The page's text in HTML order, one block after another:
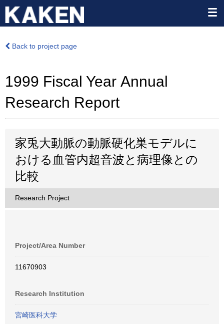
Back to project page
1999 Fiscal Year Annual
Research Report
家兎大動脈の動脈硬化巣モデルに
おける血管内超音波と病理像との
比較
Research Project
Project/Area Number
11670903
Research Institution
宮崎医科大学